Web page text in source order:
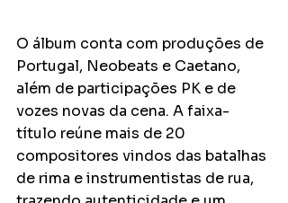
O álbum conta com produções de
Portugal, Neobeats e Caetano,
além de participações PK e de
vozes novas da cena. A faixa-
título reúne mais de 20
compositores vindos das batalhas
de rima e instrumentistas de rua,